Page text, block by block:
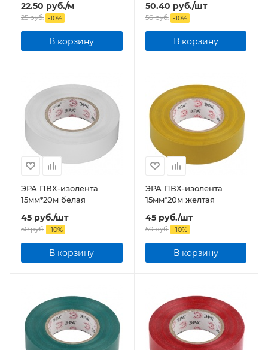
22.50 руб./м
25руб. -10%
В корзину
50.40 руб./шт
56руб. -10%
В корзину
ЭРА ПВХ-изолента
15мм*20м белая
45 руб./шт
50руб. -10%
В корзину
ЭРА ПВХ-изолента
15мм*20м желтая
45руб./шт
50руб. -10%
В корзину